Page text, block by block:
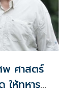
ศาสตร์
ให้ทหาร